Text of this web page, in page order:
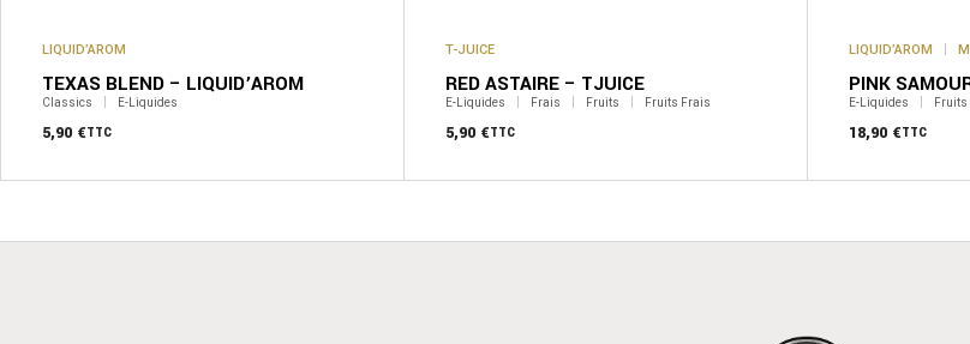
LIQUID’AROM
TEXAS BLEND – LIQUID’AROM
Classics E-Liquides
5,90 €TTC
page
produit
T-JUICE
RED ASTAIRE – TJUICE
E-Liquides Frais Fruits Fruits Frais
5,90 €TTC
page
produit
LIQUID’AROM
PINK
E-Liquides Fruits
18,90 €TTC